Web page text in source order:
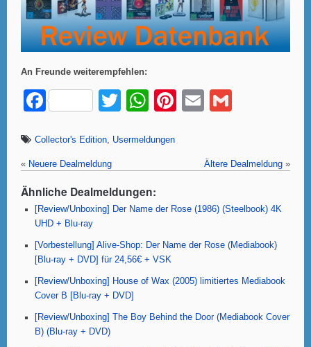
An Freunde weiterempfehlen:
F
c
e
b
o
o
k
T
tt
er
W
at
s
A
p
Pi
e
E
Collector's Edition Usermeldungen
« Neuere Dealmeldung Ältere Dealmeldung »
Ähnliche Dealmeldungen:
[Review/Unboxing] Der Name der Rose (1986) (Steelbook) 4K
UHD + Blu-ray
[Vorbestellung] Alive-Shop: Der Name der Rose (Mediabook)
[Blu-ray + DVD] für 24,56€ + VSK
[Review/Unboxing] House of Wax (2005) limitiertes Mediabook
Cover B [Blu-ray + DVD]
[Review/Unboxing] The Boy Behind the Door (Mediabook Cover
B) (Blu-ray + DVD)